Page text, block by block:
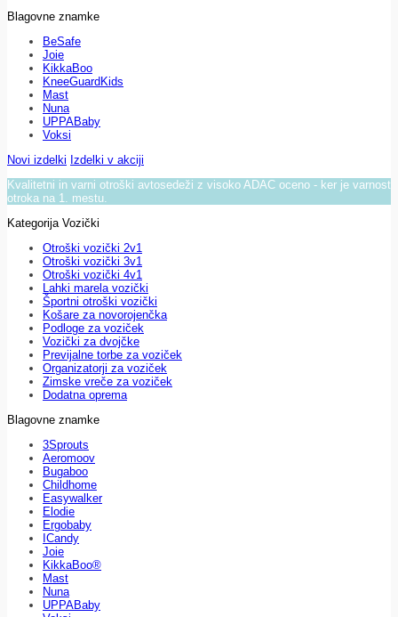
Blagovne znamke
BeSafe
Joie
KikkaBoo
KneeGuardKids
Mast
Nuna
UPPABaby
Voksi
Novi izdelki Izdelki v akciji
Kvalitetni in varni otroški avtosedeži z visoko ADAC oceno - ker je varnost
otroka na 1. mestu.
Kategorija Vozički
Otroški vozički 2v1
Otroški vozički 3v1
Otroški vozički 4v1
Lahki marela vozički
Športni otroški vozički
Košare za novorojenčka
Podloge za voziček
Vozički za dvojčke
Previjalne torbe za voziček
Organizatorji za voziček
Zimske vreče za voziček
Dodatna oprema
Blagovne znamke
3Sprouts
Aeromoov
Bugaboo
Childhome
Easywalker
Elodie
Ergobaby
ICandy
Joie
KikkaBoo®
Mast
Nuna
UPPABaby